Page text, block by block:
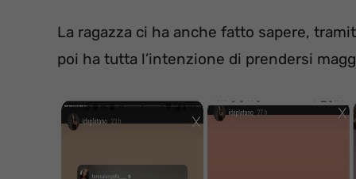
La ragazza ci ha anche fatto sapere,
poi ha tutta l’intenzione di prendersi